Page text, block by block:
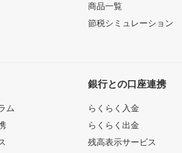
商品一覧
節税シミュレーション
ム
銀行との口座連携
らくらく入金
らくらく出金
残高表示サービス